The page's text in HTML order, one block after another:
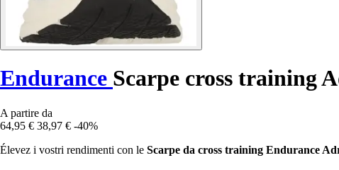
Endurance Scarpe cross training
A partire da
64,95 € 38,97 € -40%
Élevez i vostri rendimenti con le Scarpe da cross training Endurance